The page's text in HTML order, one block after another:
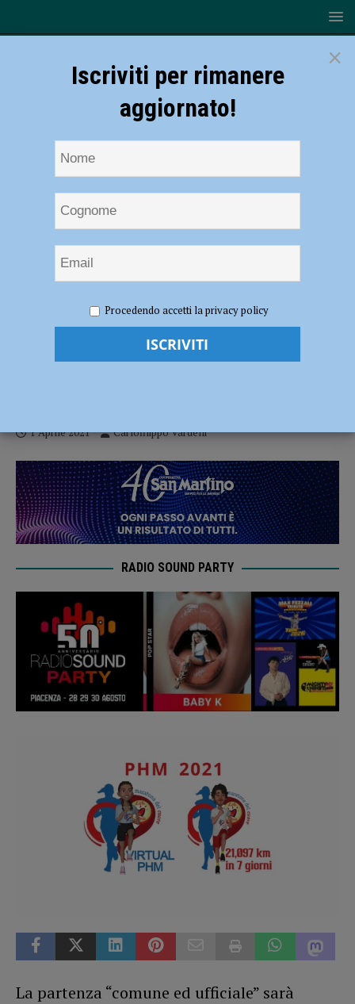
Placentia Half Marathon, le indicazioni per la Virtual Edition
Placentia Half Marathon, le indicazioni
1 Aprile 2021 Carlofilippo Vardelli
RADIO SOUND PARTY
La partenza “comune ed ufficiale” sarà
×
Iscriviti per rimanere
aggiornato!
Procedendo accetti la privacy policy